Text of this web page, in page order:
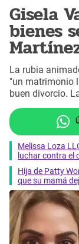
Gisela
bienes
La rubia
"un matrimonio
buen divorcio.
Melissa Loza
luchar contra el
Hija de Patty
que su mamá